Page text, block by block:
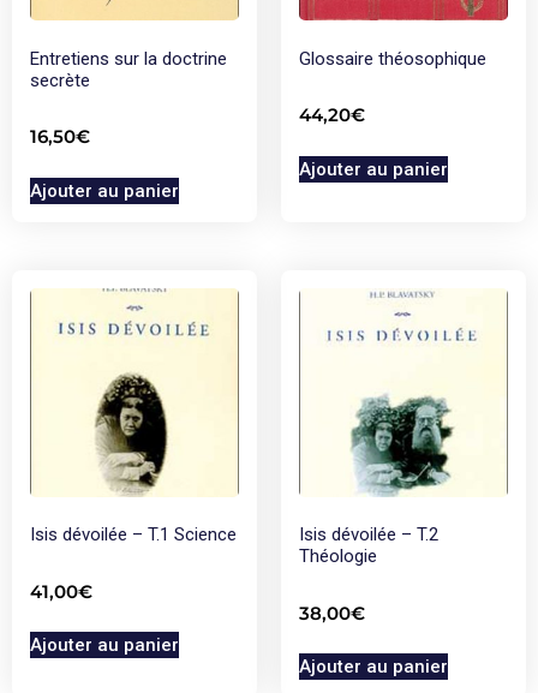
Entretiens sur la doctrine
secrète
16,50€
Ajouter au panier
Glossaire théosophique
44,20€
Ajouter au panier
Isis dévoilée – T.1 Science
41,00€
Ajouter au panier
Isis dévoilée – T.2
Théologie
38,00€
Ajouter au panier